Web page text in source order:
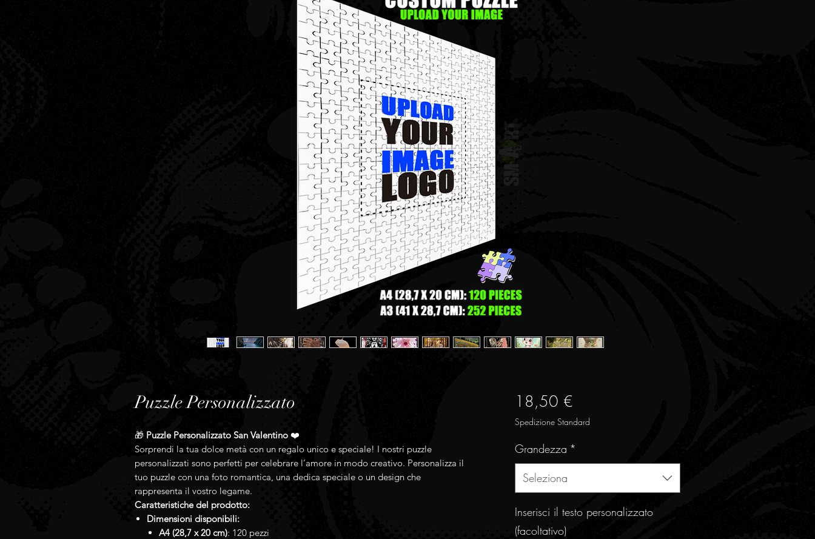
Puzzle Personalizzato
🎁 Puzzle Personalizzato San Valentino ❤️
Sorprendi la tua dolce metà con un regalo unico e speciale! I nostri puzzle
personalizzati sono perfetti per celebrare l’amore in modo creativo. Personalizza il
tuo puzzle con una foto romantica, una dedica speciale o un design che
rappresenta il vostro legame.
Caratteristiche del prodotto:
Dimensioni disponibili:
A4 (28,7 x 20 cm): 120 pezzi
18,50 €Prezzo
Spedizione Standard
Grandezza *
Seleziona
Inserisci il testo personalizzato
(facoltativo)